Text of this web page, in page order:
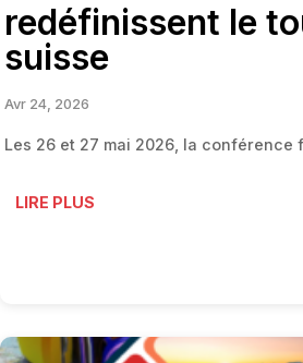
redéfinissent le
suisse
Avr 24, 2026
Les 26 et 27 mai 2026, la conférence
LIRE PLUS